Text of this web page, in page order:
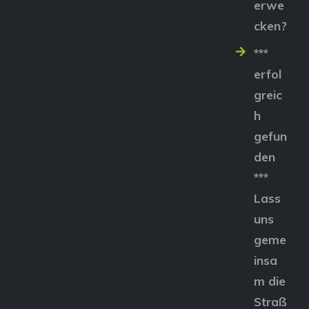
erwe
cken?
***
erfol
greic
h
gefun
den
***
Lass
uns
geme
insa
m die
Straß